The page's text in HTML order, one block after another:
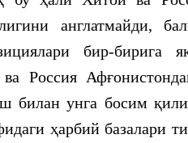
англатмайди,
бир-бирига
Россия
билан унга босим
ҳарбий базалари